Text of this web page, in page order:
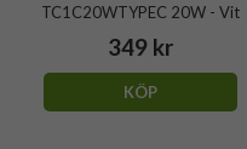
TC1C20WTYPEC 20W - Vit
349 kr
KÖP